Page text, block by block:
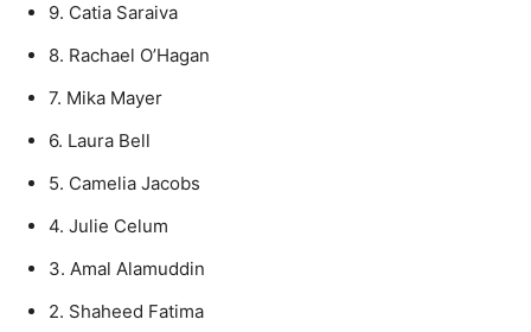
9. Catia Saraiva
8. Rachael O’Hagan
7. Mika Mayer
6. Laura Bell
5. Camelia Jacobs
4. Julie Celum
3. Amal Alamuddin
2. Shaheed Fatima